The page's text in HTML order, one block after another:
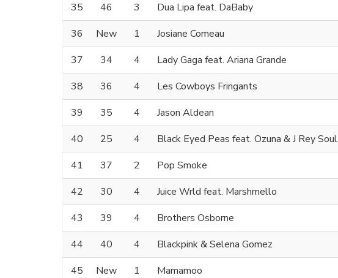
35
46 3 Dua Lipa feat. DaBaby
36
New 1 Josiane Comeau
37
34 4 Lady Gaga feat. Ariana Grande
38
36 4 Les Cowboys Fringants
39
35 4 Jason Aldean
40
25 4 Black Eyed Peas feat. Ozuna & J Rey Soul
41
37 2 Pop Smoke
42
30 4 Juice Wrld feat. Marshmello
43
39 4 Brothers Osborne
44
40 4 Blackpink & Selena Gomez
45
New 1 Mamamoo